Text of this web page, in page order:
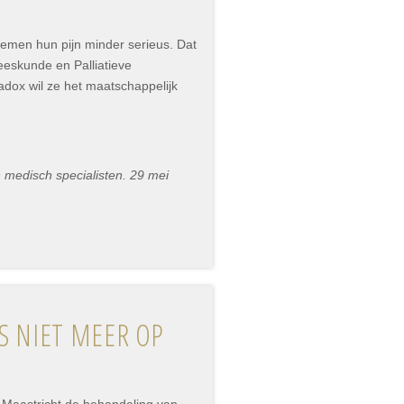
hun pijn minder serieus. Dat
en Palliatieve
wil ze het maatschappelijk
specialisten. 29 mei
NIET MEER OP